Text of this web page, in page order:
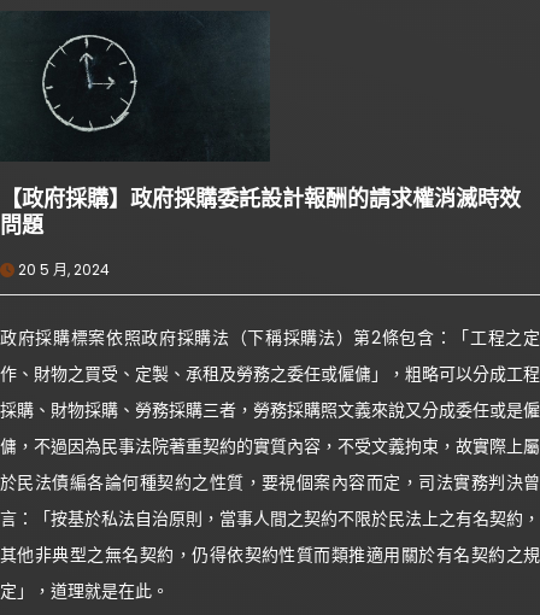
【政府採購】政府採購委託設計報酬的請求權消滅時效
問題
20 5 月, 2024
政府採購標案依照政府採購法（下稱採購法）第2條包含：「工程之定
作、財物之買受、定製、承租及勞務之委任或僱傭」，粗略可以分成工程
採購、財物採購、勞務採購三者，勞務採購照文義來說又分成委任或是僱
傭，不過因為民事法院著重契約的實質內容，不受文義拘束，故實際上屬
於民法債編各論何種契約之性質，要視個案內容而定，司法實務判決曾
言：「按基於私法自治原則，當事人間之契約不限於民法上之有名契約，
其他非典型之無名契約，仍得依契約性質而類推適用關於有名契約之規
定」，道理就是在此。